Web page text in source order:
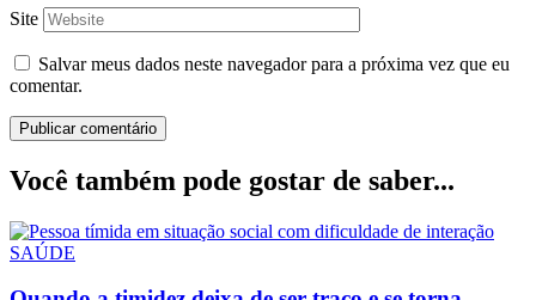
Site
Salvar meus dados neste navegador para a próxima vez que eu
comentar.
Você também pode gostar de saber...
SAÚDE